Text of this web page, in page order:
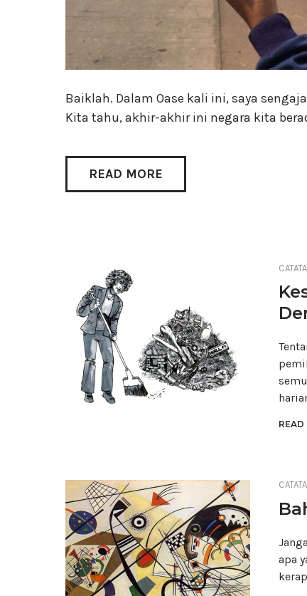
Baiklah. Dalam Oase kali ini, saya
Kita tahu, akhir-akhir ini negara kita
READ MORE
READ
apa